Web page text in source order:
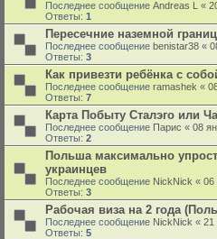
Последнее сообщение Andreas L «
Ответы: 1
Пересечние наземной
Последнее сообщение benistar38 «
Ответы: 3
Как привезти ребёнка с
Последнее сообщение ramashek «
Ответы: 7
Карта Побыту Сталэго или
Последнее сообщение Парис « 08
Ответы: 2
Польша максимально
украинцев
Последнее сообщение NickNick « 06
Ответы: 3
Рабочая виза на 2 года
Последнее сообщение NickNick « 21
Ответы: 5